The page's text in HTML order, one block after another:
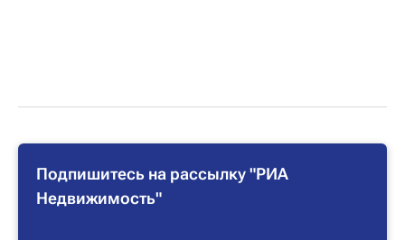
Подпишитесь на рассылку "РИА
Недвижимость"